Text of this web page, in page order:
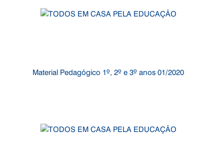
Material Pedagógico 1º, 2º e 3º anos 01/2020